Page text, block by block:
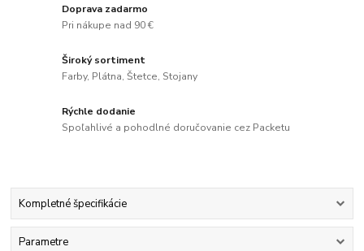
Doprava zadarmo
Pri nákupe nad 90 €
Široký sortiment
Farby, Plátna, Štetce, Stojany
Rýchle dodanie
Spoľahlivé a pohodlné doručovanie cez Packetu
Kompletné špecifikácie
Parametre